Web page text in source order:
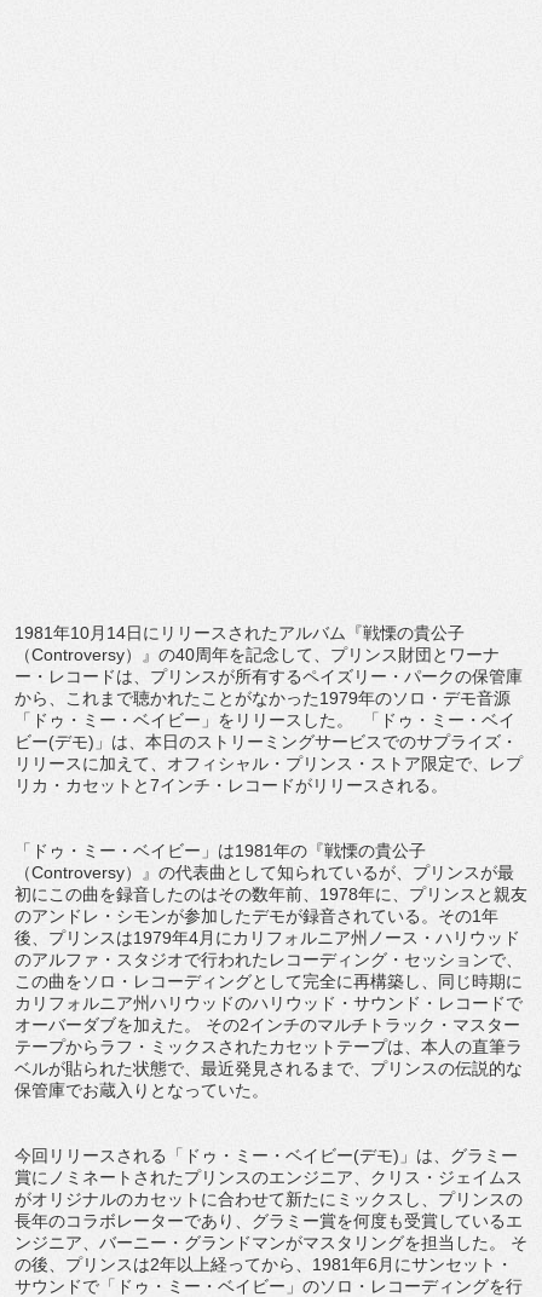
1981年10月14日にリリースされたアルバム『戦慄の貴公子
（Controversy）』の40周年を記念して、プリンス財団とワーナ
ー・レコードは、プリンスが所有するペイズリー・パークの保管庫
から、これまで聴かれたことがなかった1979年のソロ・デモ音源
「ドゥ・ミー・ベイビー」をリリースした。 「ドゥ・ミー・ベイ
ビー(デモ)」は、本日のストリーミングサービスでのサプライズ・
リリースに加えて、オフィシャル・プリンス・ストア限定で、レプ
リカ・カセットと7インチ・レコードがリリースされる。
「ドゥ・ミー・ベイビー」は1981年の『戦慄の貴公子
（Controversy）』の代表曲として知られているが、プリンスが最
初にこの曲を録音したのはその数年前、1978年に、プリンスと親友
のアンドレ・シモンが参加したデモが録音されている。その1年
後、プリンスは1979年4月にカリフォルニア州ノース・ハリウッド
のアルファ・スタジオで行われたレコーディング・セッションで、
この曲をソロ・レコーディングとして完全に再構築し、同じ時期に
カリフォルニア州ハリウッドのハリウッド・サウンド・レコードで
オーバーダブを加えた。 その2インチのマルチトラック・マスター
テープからラフ・ミックスされたカセットテープは、本人の直筆ラ
ベルが貼られた状態で、最近発見されるまで、プリンスの伝説的な
保管庫でお蔵入りとなっていた。
今回リリースされる「ドゥ・ミー・ベイビー(デモ)」は、グラミー
賞にノミネートされたプリンスのエンジニア、クリス・ジェイムス
がオリジナルのカセットに合わせて新たにミックスし、プリンスの
長年のコラボレーターであり、グラミー賞を何度も受賞しているエ
ンジニア、バーニー・グランドマンがマスタリングを担当した。 そ
の後、プリンスは2年以上経ってから、1981年6月にサンセット・
サウンドで「ドゥ・ミー・ベイビー」のソロ・レコーディングを行